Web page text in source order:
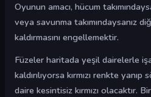
Oyunun amacı, hücum
veya savunma takımındaysanız
kaldırmasını engellemektir.
Füzeler haritada yeşil dairelerle
kaldırılıyorsa kırmızı renkte yanıp
daire kesintisiz kırmızı olacaktır.